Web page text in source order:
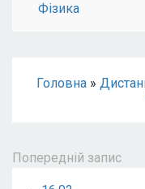
Фізика
Головна »
Попередній запис